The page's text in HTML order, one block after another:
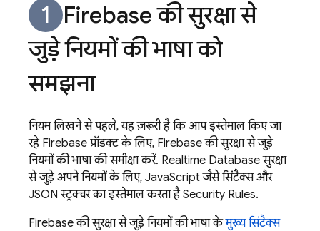
Firebase की सुरक्षा से
जुड़े नियमों की भाषा को
समझना
नियम लिखने से पहले, यह ज़रूरी है कि आप इस्तेमाल किए जा
रहे Firebase प्रॉडक्ट के लिए, Firebase की सुरक्षा से जुड़े
नियमों की भाषा की समीक्षा करें. Realtime Databaseसुरक्षा
से जुड़े अपने नियमों के लिए, JavaScript जैसे सिंटैक्स और
JSON स्ट्रक्चर का इस्तेमाल करता है Security Rules.
Firebase की सुरक्षा से जुड़े नियमों की भाषा केमुख्य सिंटैक्स